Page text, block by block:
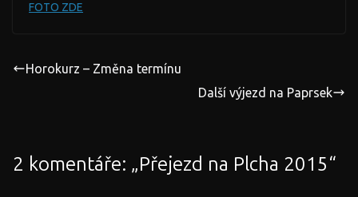
FOTO ZDE
Horokurz – Změna termínu
Další výjezd na Paprsek
2 komentáře: „Přejezd na Plcha 2015“